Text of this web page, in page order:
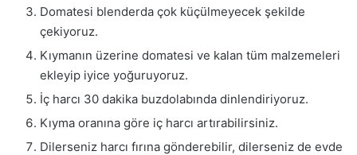
Domatesi blenderda çok küçülmeyecek şekilde
çekiyoruz.
Kıymanın üzerine domatesi ve kalan tüm malzemeleri
ekleyip iyice yoğuruyoruz.
İç harcı 30 dakika buzdolabında dinlendiriyoruz.
Kıyma oranına göre iç harcı artırabilirsiniz.
Dilerseniz harcı fırına gönderebilir, dilerseniz de evde